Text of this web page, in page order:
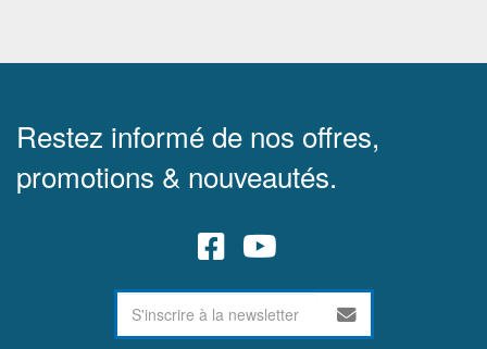
Restez informé de nos offres,
promotions & nouveautés.